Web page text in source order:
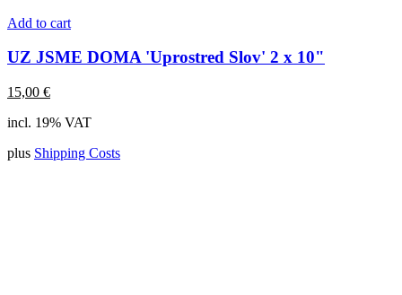
Add to cart
UZ JSME DOMA 'Uprostred Slov' 2 x 10"
15,00 €
incl. 19% VAT
plus Shipping Costs